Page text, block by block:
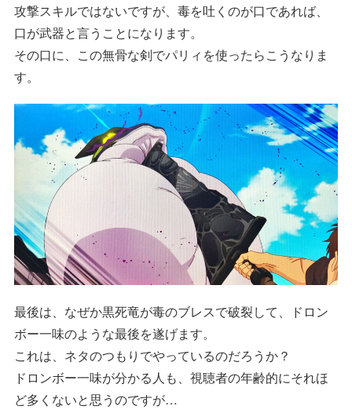
攻撃スキルではないですが、毒を吐くのが口であれば、
口が武器と言うことになります。
その口に、この無骨な剣でパリィを使ったらこうなりま
す。
最後は、なぜか黒死竜が毒のブレスで破裂して、ドロン
ボー一味のような最後を遂げます。
これは、ネタのつもりでやっているのだろうか？
ドロンボー一味が分かる人も、視聴者の年齢的にそれほ
ど多くないと思うのですが…